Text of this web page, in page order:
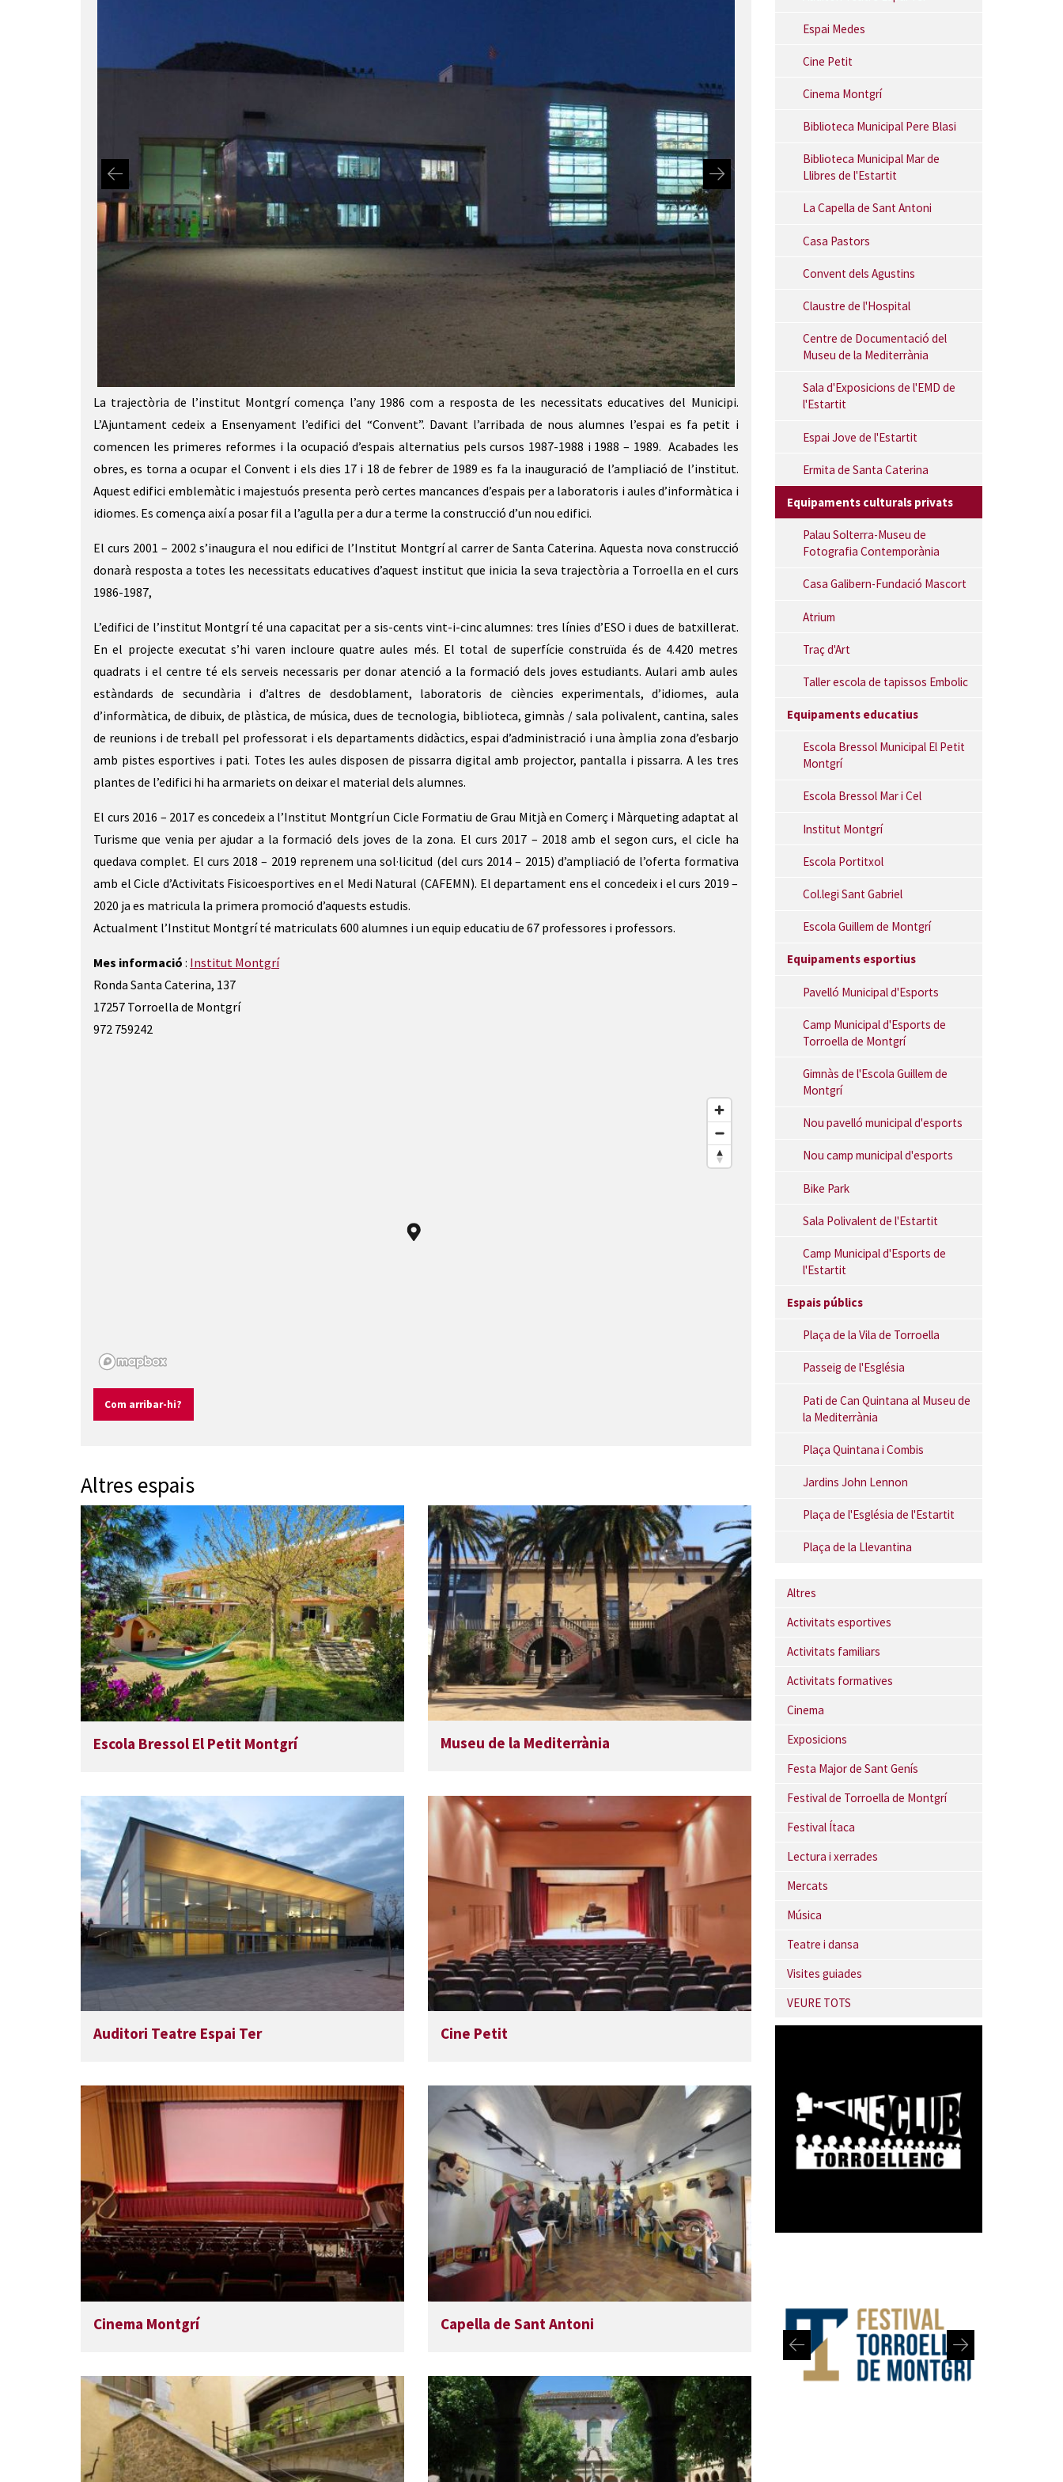
Diapositiva 1 de 2
La trajectòria de l’institut Montgrí comença l’any 1986 com a resposta de les necessitats educatives del Municipi.
L’Ajuntament cedeix a Ensenyament l’edifici del “Convent”. Davant l’arribada de nous alumnes l’espai es fa petit i
comencen les primeres reformes i la ocupació d’espais alternatius pels cursos 1987-1988 i 1988 – 1989. Acabades les
obres, es torna a ocupar el Convent i els dies 17 i 18 de febrer de 1989 es fa la inauguració de l’ampliació de l’institut.
Aquest edifici emblemàtic i majestuós presenta però certes mancances d’espais per a laboratoris i aules d’informàtica i
idiomes. Es comença així a posar fil a l’agulla per a dur a terme la construcció d’un nou edifici.
El curs 2001 – 2002 s’inaugura el nou edifici de l’Institut Montgrí al carrer de Santa Caterina. Aquesta nova construcció
donarà resposta a totes les necessitats educatives d’aquest institut que inicia la seva trajectòria a Torroella en el curs
1986-1987,
L’edifici de l’institut Montgrí té una capacitat per a sis-cents vint-i-cinc alumnes: tres línies d’ESO i dues de batxillerat.
En el projecte executat s’hi varen incloure quatre aules més. El total de superfície construïda és de 4.420 metres
quadrats i el centre té els serveis necessaris per donar atenció a la formació dels joves estudiants. Aulari amb aules
estàndards de secundària i d’altres de desdoblament, laboratoris de ciències experimentals, d’idiomes, aula
d’informàtica, de dibuix, de plàstica, de música, dues de tecnologia, biblioteca, gimnàs / sala polivalent, cantina, sales
de reunions i de treball pel professorat i els departaments didàctics, espai d’administració i una àmplia zona d’esbarjo
amb pistes esportives i pati. Totes les aules disposen de pissarra digital amb projector, pantalla i pissarra. A les tres
plantes de l’edifici hi ha armariets on deixar el material dels alumnes.
El curs 2016 – 2017 es concedeix a l’Institut Montgrí un Cicle Formatiu de Grau Mitjà en Comerç i Màrqueting adaptat al
Turisme que venia per ajudar a la formació dels joves de la zona. El curs 2017 – 2018 amb el segon curs, el cicle ha
quedava complet. El curs 2018 – 2019 reprenem una sol·licitud (del curs 2014 – 2015) d’ampliació de l’oferta formativa
amb el Cicle d’Activitats Fisicoesportives en el Medi Natural (CAFEMN). El departament ens el concedeix i el curs 2019 –
2020 ja es matricula la primera promoció d’aquests estudis.
Actualment l’Institut Montgrí té matriculats 600 alumnes i un equip educatiu de 67 professores i professors.
Mes informació : Institut Montgrí
Ronda Santa Caterina, 137
17257 Torroella de Montgrí
972 759242
Com arribar-hi?
Altres espais
Escola Bressol El Petit Montgrí Museu de la Mediterrània
Auditori Teatre Espai Ter Cine Petit
Cinema Montgrí Capella de Sant Antoni
Espai Medes
Cine Petit
Cinema Montgrí
Biblioteca Municipal Pere Blasi
Biblioteca Municipal Mar de
Llibres de l'Estartit
La Capella de Sant Antoni
Casa Pastors
Convent dels Agustins
Claustre de l'Hospital
Centre de Documentació del
Museu de la Mediterrània
Sala d'Exposicions de l'EMD de
l'Estartit
Espai Jove de l'Estartit
Ermita de Santa Caterina
Equipaments culturals privats
Palau Solterra-Museu de
Fotografia Contemporània
Casa Galibern-Fundació Mascort
Atrium
Traç d'Art
Taller escola de tapissos Embolic
Equipaments educatius
Escola Bressol Municipal El Petit
Montgrí
Escola Bressol Mar i Cel
Institut Montgrí
Escola Portitxol
Col.legi Sant Gabriel
Escola Guillem de Montgrí
Equipaments esportius
Pavelló Municipal d'Esports
Camp Municipal d'Esports de
Torroella de Montgrí
Gimnàs de l'Escola Guillem de
Montgrí
Nou pavelló municipal d'esports
Nou camp municipal d'esports
Bike Park
Sala Polivalent de l'Estartit
Camp Municipal d'Esports de
l'Estartit
Espais públics
Plaça de la Vila de Torroella
Passeig de l'Església
Pati de Can Quintana al Museu de
la Mediterrània
Plaça Quintana i Combis
Jardins John Lennon
Plaça de l'Església de l'Estartit
Plaça de la Llevantina
Altres
Activitats esportives
Activitats familiars
Activitats formatives
Cinema
Exposicions
Festa Major de Sant Genís
Festival de Torroella de Montgrí
Festival Ítaca
Lectura i xerrades
Mercats
Música
Teatre i dansa
Visites guiades
VEURE TOTS